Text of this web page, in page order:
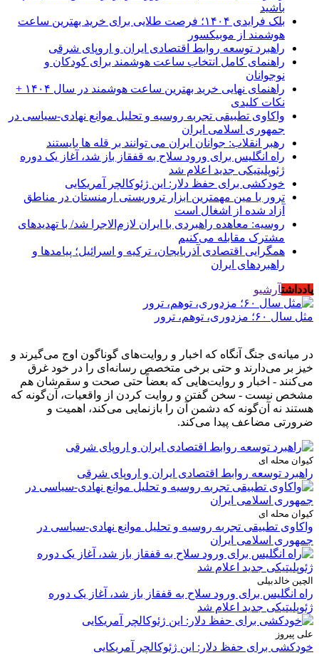
باشید
بلک فرایدی ۱۴۰۴؛ فرصت طلایی برای خرید بهترین ساعت
هوشمند از موبیکسور
راهبرد توسعه روابط اقتصادی ایران و اروپای شرقی
راهنمای کامل انتخاب ساعت هوشمند برای کودکان و
نوجوانان
راهنمای نهایی خرید بهترین ساعت هوشمند در سال ۱۴۰۴ +
نکات کلیدی
واکاوی تطبیقی تجربه روسیه و تحلیل موانع نهادی-سیاسی در
جمهوری اسلامی ایران
رهبر انقلاب: جوانان ایران می توانند بر قله ها بایستند
راه انگلیس برای ورود سلاح به قفقاز باز شد، آغاز یک دوره
ژئوپلیتیکی جدید اعلام شد
خودکشی برای حفظ دلار: این ژئوکالچر آمریکایی
ترور با مین مهمترین ابزار تروریستی ارمنستان در مناطق
آزاد شده از اشغال است
روسیه: معاهده راهبردی با ایران لازم‌الاجرا شد/ با تهدیدهای
مشترک مقابله می‌کنیم
همگرایی اقتصادی آذربایجان، ترکیه و اسرائیل؛ پیامدها و
راهبردهای ایران
یادداشتآرشیو
مثل سال ۶۰؛ مزدوری، توهم، ترور
در میانه‌ی جنگ آنگاه که اخبار و روایت‌های گوناگون اوج می‌گیرند و
خیز بر می‌دارند و حتی برخی متخصص رسانه‌ای را در خود غرق
می‌کنند - اخبار و روایت‌هایی که بعضاً حتی صحت و سقم‌شان هم
مشخص نیست - سخن گفتن و روایت کردن از واقعیات، آن‌گونه که
هستند نه آن‌گونه که دشمن آن را بازنمایی می‌کند، اهمیت و
ضرورتی مضاعف پیدا می‌کند.
کیوان محله ای
راهبرد توسعه روابط اقتصادی ایران و اروپای شرقی
کیوان محله ای
واکاوی تطبیقی تجربه روسیه و تحلیل موانع نهادی-سیاسی در
جمهوری اسلامی ایران
الچین خالدبیلی
راه انگلیس برای ورود سلاح به قفقاز باز شد، آغاز یک دوره
ژئوپلیتیکی جدید اعلام شد
علی پیروز
خودکشی برای حفظ دلار: این ژئوکالچر آمریکایی